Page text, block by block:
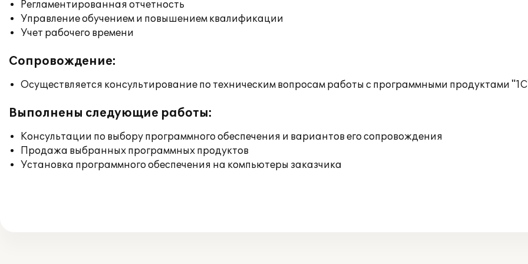
Регламентированная отчетность
Управление обучением и повышением квалификации
Учет рабочего времени
Сопровождение:
Осуществляется консультирование по техническим вопросам работы с программными продуктами
Выполнены следующие работы:
Консультации по выбору программного обеспечения и вариантов его сопровождения
Продажа выбранных программных продуктов
Установка программного обеспечения на компьютеры заказчика